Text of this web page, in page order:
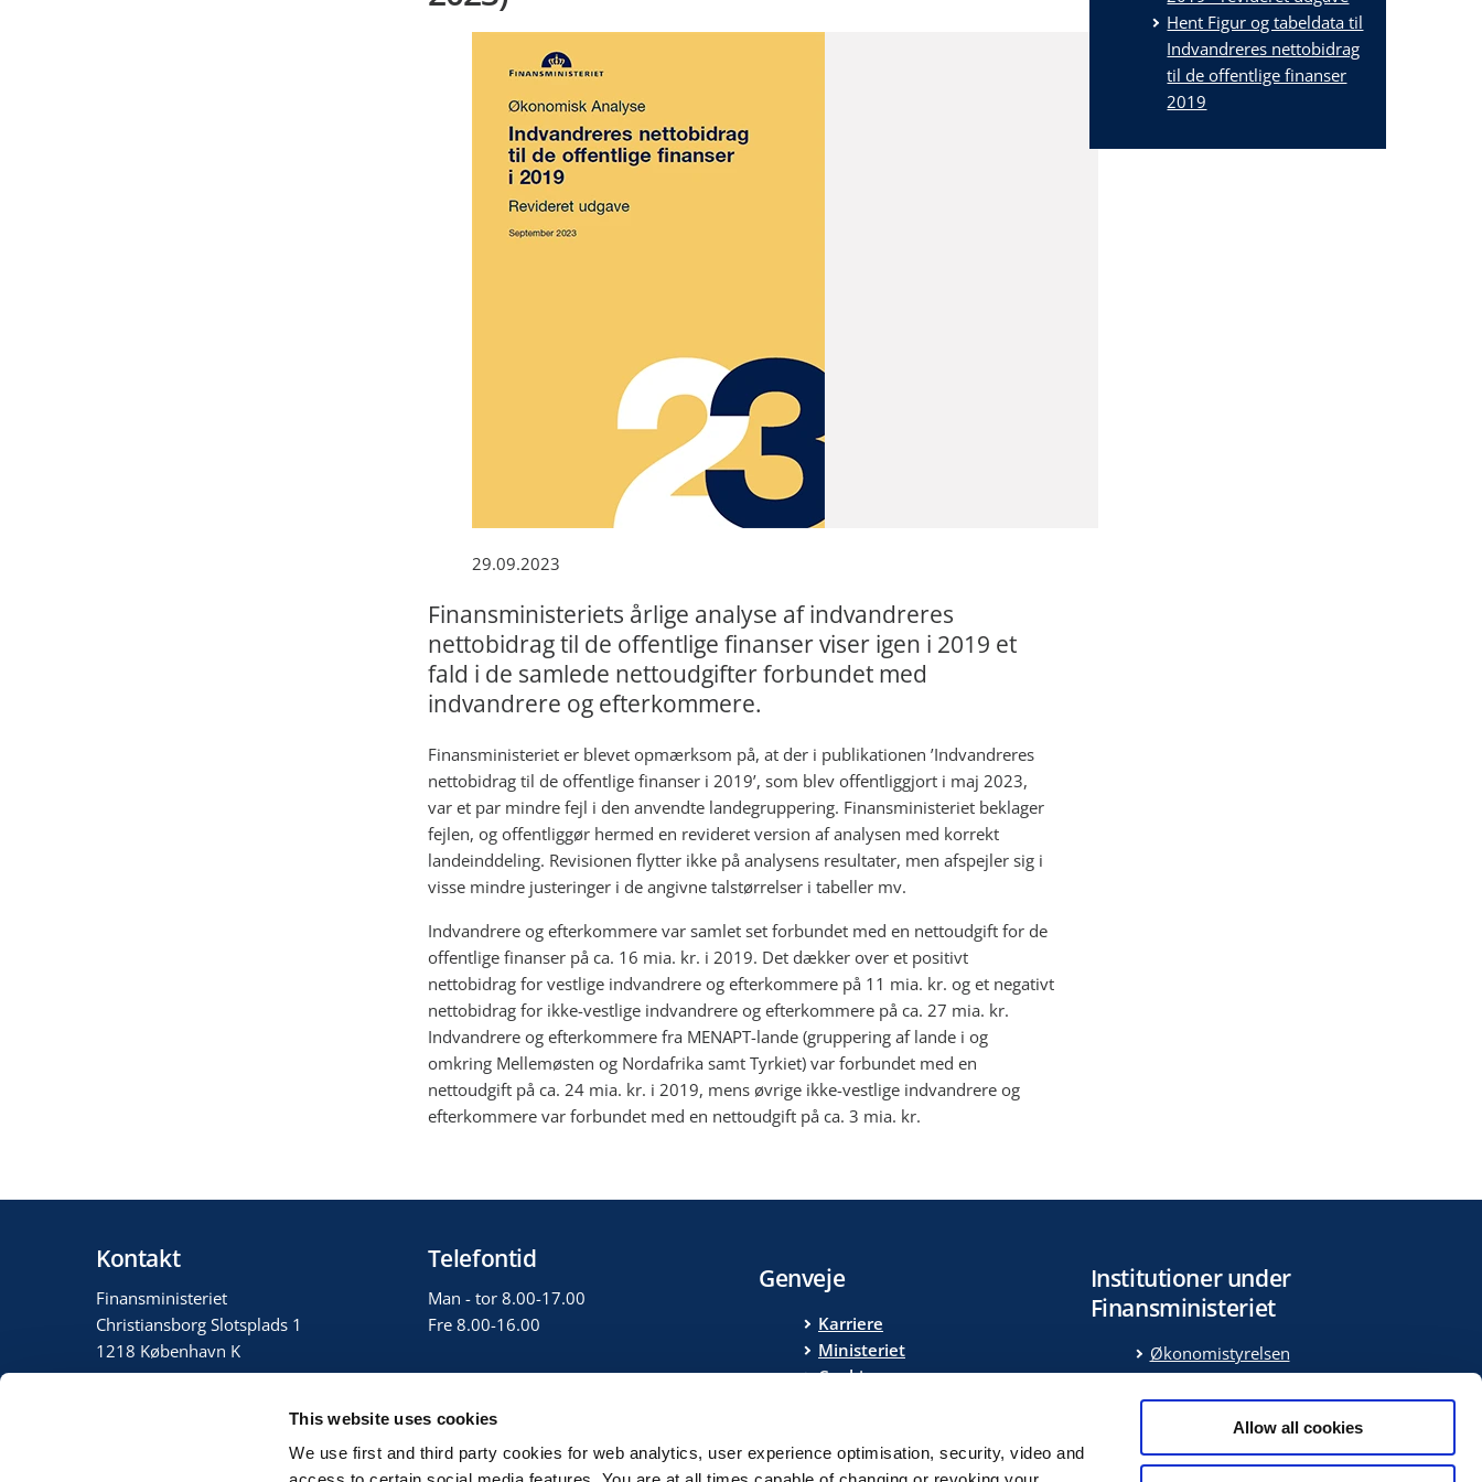
This website uses cookies
We use first and third party cookies for web analytics, user experience optimisation, security, video and
Allow all cookies
29.09.2023
Finansministeriets årlige analyse af indvandreres
nettobidrag til de offentlige finanser viser igen i 2019 et
fald i de samlede nettoudgifter forbundet med
indvandrere og efterkommere.
Finansministeriet er blevet opmærksom på, at der i publikationen ’Indvandreres
nettobidrag til de offentlige finanser i 2019’, som blev offentliggjort i maj 2023,
var et par mindre fejl i den anvendte landegruppering. Finansministeriet beklager
fejlen, og offentliggør hermed en revideret version af analysen med korrekt
landeinddeling. Revisionen flytter ikke på analysens resultater, men afspejler sig i
visse mindre justeringer i de angivne talstørrelser i tabeller mv.
Indvandrere og efterkommere var samlet set forbundet med en nettoudgift for de
offentlige finanser på ca. 16 mia. kr. i 2019. Det dækker over et positivt
nettobidrag for vestlige indvandrere og efterkommere på 11 mia. kr. og et negativt
nettobidrag for ikke-vestlige indvandrere og efterkommere på ca. 27 mia. kr.
Indvandrere og efterkommere fra MENAPT-lande (gruppering af lande i og
omkring Mellemøsten og Nordafrika samt Tyrkiet) var forbundet med en
nettoudgift på ca. 24 mia. kr. i 2019, mens øvrige ikke-vestlige indvandrere og
efterkommere var forbundet med en nettoudgift på ca. 3 mia. kr.
Hent Figur og tabeldata til
Indvandreres nettobidrag
til de offentlige finanser
2019
Kontakt
Finansministeriet
Christiansborg Slotsplads 1
1218 København K
Telefontid
Man - tor 8.00-17.00
Fre 8.00-16.00
Genveje
Karriere
Ministeriet
Cookies
Finansministeriets
Institutioner under
Finansministeriet
Økonomistyrelsen
Medarbejder- og
Kompetencestyrelsen
Statens Administration
Statens It